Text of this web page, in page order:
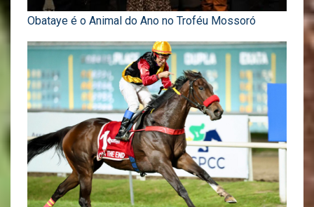
Obataye é o Animal do Ano no Troféu Mossoró